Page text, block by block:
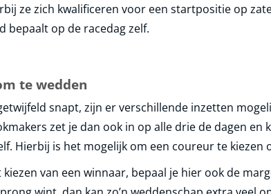
ze zich kwalificeren voor een startpositie op
bepaalt op de racedag zelf.
te wedden
snapt, zijn er verschillende inzetten
zet je dan ook in op alle drie de dagen
Hierbij is het mogelijk om een coureur te kiezen
kiezen van een winnaar, bepaal je hier ook de